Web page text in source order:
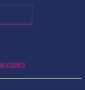
policy